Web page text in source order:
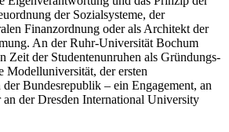
der Sozialsysteme, der
Finanzordnung oder als Architekt der
An der Ruhr-Universität Bochum
Zeit der Studentenunruhen als Gründungs-
Modelluniversität, der ersten
Bundesrepublik – ein Engagement, an
an der Dresden International University